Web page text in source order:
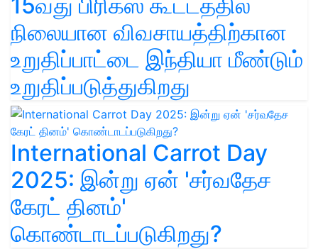
நிலையான விவசாயத்திற்கான
உறுதிப்பாட்டை இந்தியா மீண்டும்
உறுதிப்படுத்துகிறது
International Carrot Day
2025: இன்று ஏன் 'சர்வதேச
கேரட் தினம்'
கொண்டாடப்படுகிறது?